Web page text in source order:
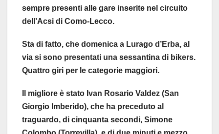
sempre presenti alle gare inserite nel circuito
dell’Acsi di Como-Lecco.
Sta di fatto, che domenica a Lurago d’Erba, al
via si sono presentati una sessantina di bikers.
Quattro giri per le categorie maggiori.
Il migliore è stato Ivan Rosario Valdez (San
Giorgio Imberido), che ha preceduto al
traguardo, di cinquanta secondi, Simone